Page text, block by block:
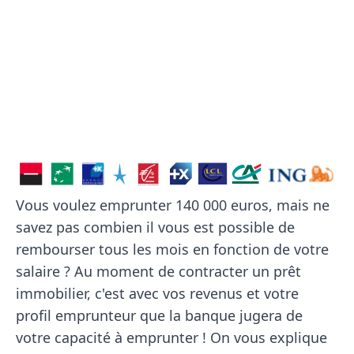
Vous voulez emprunter 140 000 euros, mais ne
savez pas combien il vous est possible de
rembourser tous les mois en fonction de votre
salaire ? Au moment de contracter un prêt
immobilier, c'est avec vos revenus et votre
profil emprunteur que la banque jugera de
votre capacité à emprunter ! On vous explique